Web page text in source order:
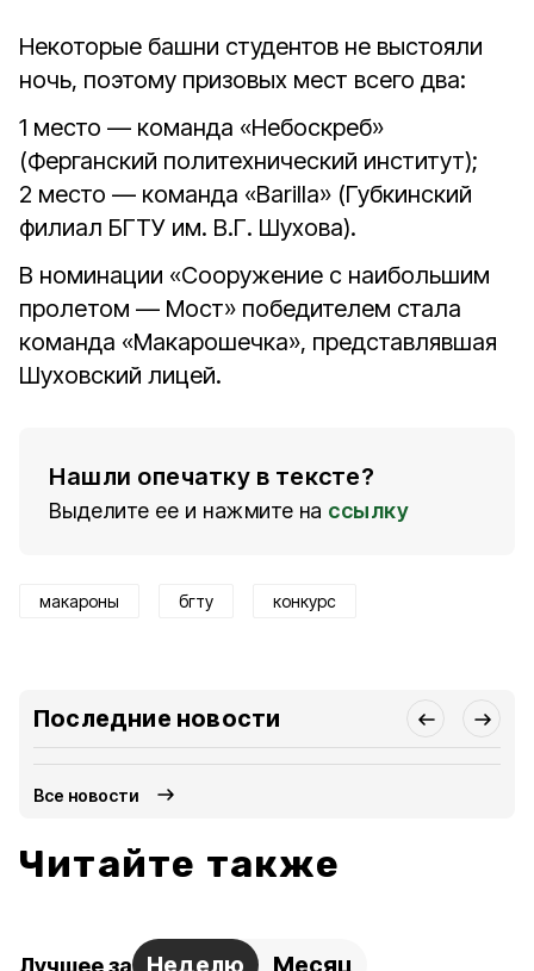
Некоторые башни студентов не выстояли
ночь, поэтому призовых мест всего два:
1 место — команда «Небоскреб»
(Ферганский политехнический институт);
2 место — команда «Barilla» (Губкинский
филиал БГТУ им. В.Г. Шухова).
В номинации «Сооружение с наибольшим
пролетом — Мост» победителем стала
команда «Макарошечка», представлявшая
Шуховский лицей.
Нашли опечатку в тексте?
Выделите ее и нажмите на ссылку
макароны бгту конкурс
Последние новости
Все новости
Читайте также
Лучшее за Неделю Месяц